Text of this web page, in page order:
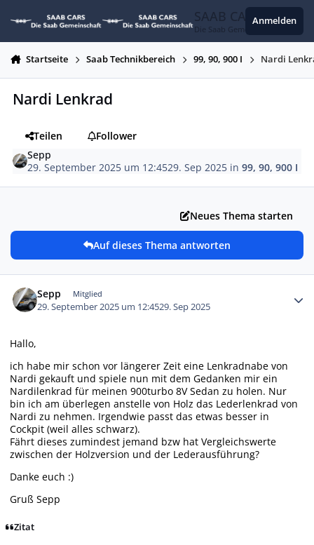
SAAB CARS
Die Saab Gemeinschaft
Anmelden
Startseite Saab Technikbereich 99, 90, 900 I Nardi
Nardi Lenkrad
Teilen
Follower
Sepp
29. September 2025 um 12:4529. Sep 2025 in99, 90, 900 I
Neues Thema starten
Auf dieses Thema antworten
Sepp Mitglied
29. September 2025 um 12:4529. Sep 2025
Hallo,
ich habe mir schon vor längerer Zeit eine Lenkradnabe von
Nardi gekauft und spiele nun mit dem Gedanken mir ein
Nardilenkrad für meinen 900turbo 8V Sedan zu holen. Nur
bin ich am überlegen anstelle von Holz das Lederlenkrad von
Nardi zu nehmen. Irgendwie passt das etwas besser in
Cockpit (weil alles schwarz).
Fährt dieses zumindest jemand bzw hat Vergleichswerte
zwischen der Holzversion und der Lederausführung?
Danke euch :)
Gruß Sepp
Zitat